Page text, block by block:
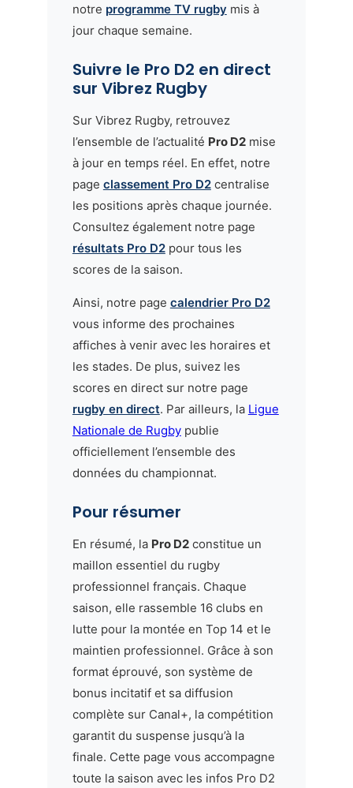
notre programme TV rugby mis à
jour chaque semaine.
Suivre le Pro D2 en direct
sur Vibrez Rugby
Sur Vibrez Rugby, retrouvez
l’ensemble de l’actualité Pro D2mise
à jour en temps réel. En effet, notre
page classement Pro D2centralise
les positions après chaque journée.
Consultez également notre page
résultats Pro D2pour tous les
scores de la saison.
Ainsi, notre page calendrier Pro D2
vous informe des prochaines
affiches à venir avec les horaires et
les stades. De plus, suivez les
scores en direct sur notre page
rugby en direct. Par ailleurs, la Ligue
Nationale de Rugbypublie
officiellement l’ensemble des
données du championnat.
Pour résumer
En résumé, la Pro D2constitue un
maillon essentiel du rugby
professionnel français. Chaque
saison, elle rassemble 16 clubs en
lutte pour la montée en Top 14 et le
maintien professionnel. Grâce à son
format éprouvé, son système de
bonus incitatif et sa diffusion
complète sur Canal+, la compétition
garantit du suspense jusqu’à la
finale. Cette page vous accompagne
toute la saison avec les infos Pro D2